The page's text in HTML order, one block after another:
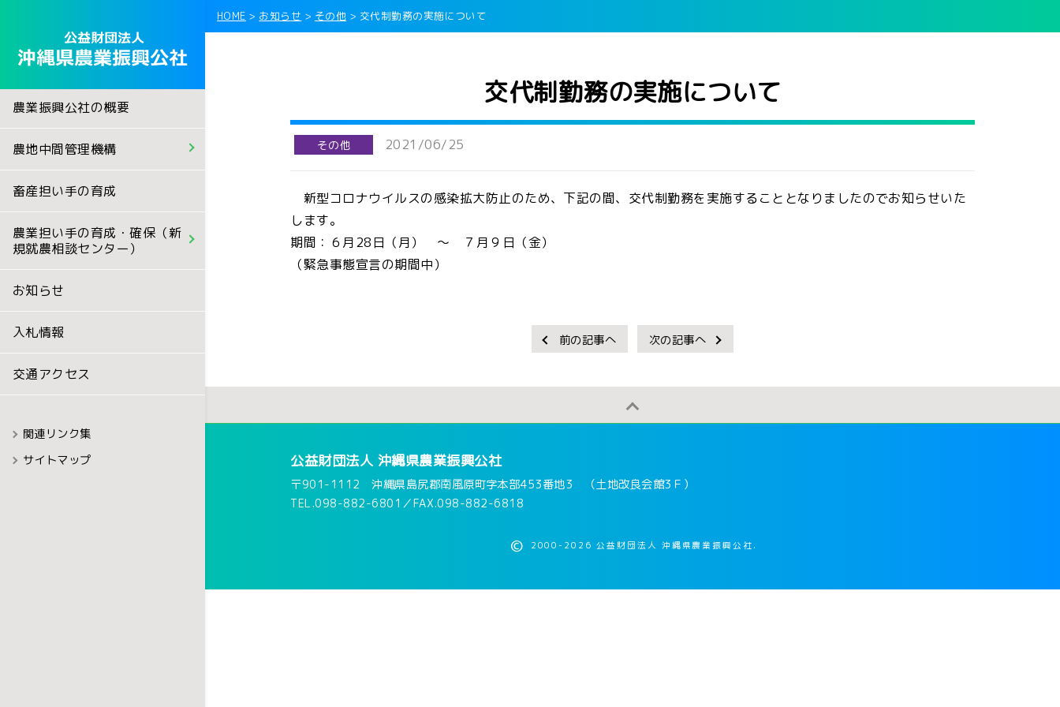
農業振興公社の概要
農地中間管理機構
農用地等の借り受け等を希望される方
農用地等借受希望者の公表について
農用地等借受希望者の登録有効期限を
事項
畜産担い手の育成
農業担い手の育成・確保（新
規就農相談センター）
沖縄県青年農業者等育成センター事業
新規畑人資金支援事業
沖縄県農業経営者サポート事業
お知らせ
入札情報
交通アクセス
関連リンク集
サイトマップ
HOME > お知らせ > その他 > 交代制勤務の実施について
交代制勤務の実施について
その他 2021/06/25
新型コロナウイルスの感染拡大防止のため、下記の間、交代制勤務を実施することとなりましたのでお知らせいた
します。
期間：６月28日（月） ～ ７月９日（金）
（緊急事態宣言の期間中）
前の記事へ 次の記事へ
公益財団法人 沖縄県農業振興公社
〒901-1112 沖縄県島尻郡南風原町字本部453番地3
（土地改良会館3Ｆ）
TEL.098-882-6801 ／FAX.098-882-6818
© 2000-2026 公益財団法人 沖縄県農業振興公社.